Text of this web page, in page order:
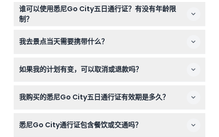
部分景点需要提前预订或预约时间段，建议查看具体要求，
并在预订过程中通过本网站在线预订。
谁可以使用悉尼Go City五日通行证？有没有年龄限
制？
不适合孕妇或非常年幼的幼儿使用。
我去景点当天需要携带什么？
片身份证件。同时，请注意天气，穿着舒适的鞋子，因为您
如果我的计划有变，可以取消或退款吗？
买。
我购买的悉尼Go City五日通行证有效期是多久？
期，但通行证本身仅在您首次访问景点时激活。
悉尼Go City通行证包含餐饮或交通吗？